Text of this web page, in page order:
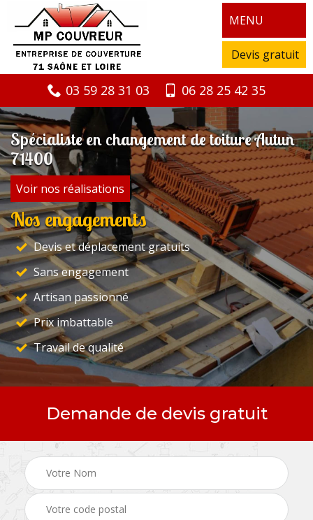
MENU
Devis gratuit
03 59 28 31 03 06 28 25 42 35
Spécialiste en changement de toiture Autun
71400
Voir nos réalisations
Nos engagements
Devis et déplacement gratuits
Sans engagement
Artisan passionné
Prix imbattable
Travail de qualité
Demande de devis gratuit